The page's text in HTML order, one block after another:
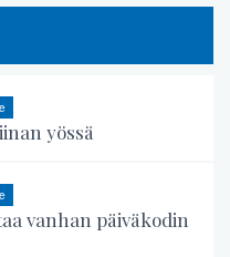
yössä
vanhan päiväkodin